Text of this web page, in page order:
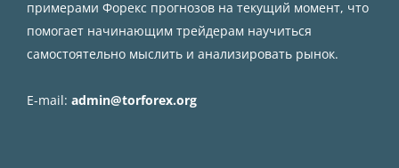
примерами Форекс прогнозов на текущий момент, что
помогает начинающим трейдерам научиться
самостоятельно мыслить и анализировать рынок.
E-mail: admin@torforex.org